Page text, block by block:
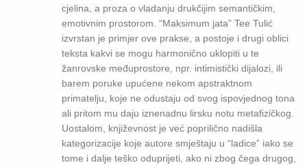
cjelina, a proza o vladanju drukčijim semantičkim,
emotivnim prostorom. “Maksimum jata” Tee Tulić
izvrstan je primjer ove prakse, a postoje i drugi oblici
teksta kakvi se mogu harmonično uklopiti u te
žanrovske međuprostore, npr. intimistički dijalozi, ili
barem poruke upućene nekom apstraktnom
primatelju, koje ne odustaju od svog ispovjednog tona
ali pritom mu daju iznenadnu lirsku notu metafizičkog.
Uostalom, književnost je već poprilično nadišla
kategorizacije koje autore smještaju u “ladice” iako se
tome i dalje teško oduprijeti, ako ni zbog čega drugog,